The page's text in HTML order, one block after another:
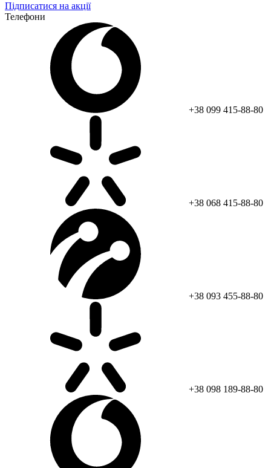
Підписатися на акції
Телефони
+38 099 415-88-80
+38 068 415-88-80
+38 093 455-88-80
+38 098 189-88-80